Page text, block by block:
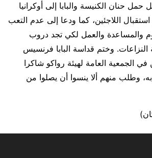
حنان الكنيسة والبابا إلى أوكرانيا
اللاجئين، كما ودعا إلى عدم التعب
والمساعدة والعمل لكي تجد دروب
النزاعات. وختم قداسة البابا فرنسيس
الجمعية العامة لهيئة رواكو شاكرا
وطلب منهم ألا ينسوا أن يصلوا من